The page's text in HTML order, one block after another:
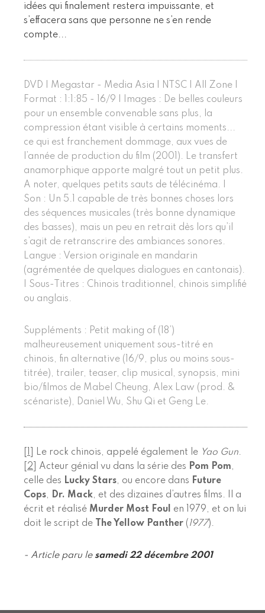
idées qui finalement restera impuissante, et
s’effacera sans que personne ne s’en rende
compte...
DVD | Megastar - Media Asia | NTSC | All Zone |
Format : 1:1:85 - 16/9 | Images : De belles couleurs
pour un ensemble convenable sans plus, la
compression étant visible à certains moments...
ce qui est franchement dommage, aux vues de
l’année de production du film (2001). Le transfert
anamorphique apporte malgré tout un petit plus.
A noter, quelques petits sauts de télécinéma. |
Son : Un 5.1 capable de très bonnes choses lors
des séquences musicales (très bonne dynamique
des basses), mais un peu en retrait dès lors qu’il
s’agit de retranscrire des ambiances sonores.
Langue : Version originale en mandarin
(agrémentée de quelques dialogues en cantonais).
| Sous-Titres : Chinois traditionnel, chinois simplifié
ou anglais.
Suppléments : Petit making of (18’)
malheureusement uniquement sous-titré en
chinois, fin alternative (16/9, plus ou moins sous-
titrée), trailer, teaser, clip musical, synopsis, mini
bio/filmos de Mabel Cheung, Alex Law (prod. &
scénariste), Daniel Wu, Shu Qi et Geng Le.
Le rock chinois, appelé également le Yao Gun.
2 Acteur génial vu dans la série des Pom Pom,
celle des Lucky Stars, ou encore dans Future
Cops, Dr. Mack, et des dizaines d’autres films. Il a
écrit et réalisé Murder Most Foul
en 1979, et on lui
doit le script de
The Yellow Panther ( 1977).
- Article paru le samedi 22 décembre 2001